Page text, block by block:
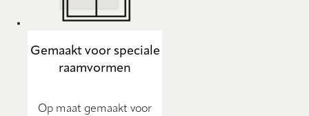
Gemaakt voor speciale
raamvormen
Op maat gemaakt voor